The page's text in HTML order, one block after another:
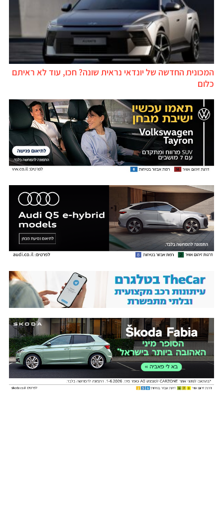
המכונית החדשה של יונדאי נראית שונה? חכו, עוד לא ראיתם
כלום